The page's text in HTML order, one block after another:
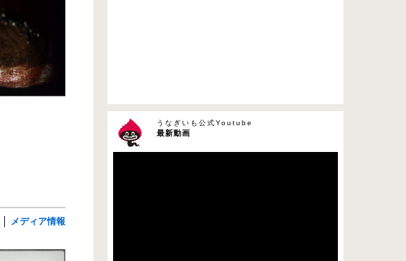
メディア情報
最新動画
うなぎいも公式Youtube